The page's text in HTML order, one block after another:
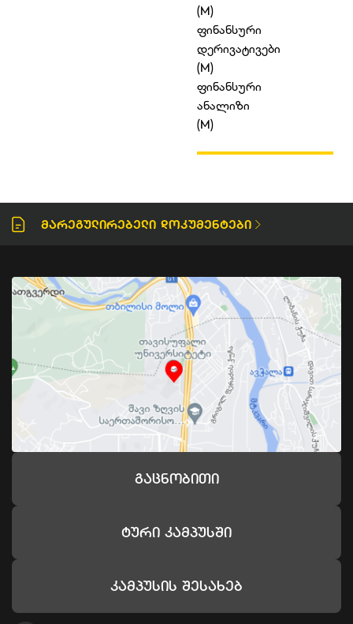
(M)
ფინანსური
დერივატივები
(M)
ფინანსური
ანალიზი
(M)
Მარეგულირებელი Დოკუმენტები
Გაცნობითი
Ტური Კამპუსში
Კამპუსის Შესახებ